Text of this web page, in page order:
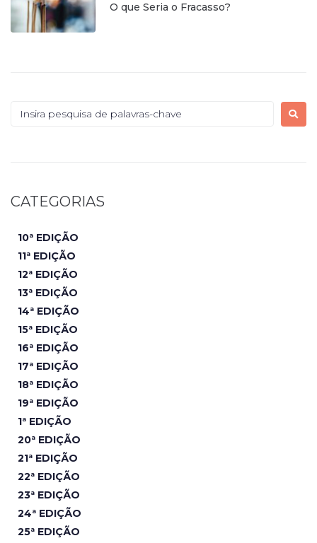
O que Seria o Fracasso?
CATEGORIAS
10ª EDIÇÃO
11ª EDIÇÃO
12ª EDIÇÃO
13ª EDIÇÃO
14ª EDIÇÃO
15ª EDIÇÃO
16ª EDIÇÃO
17ª EDIÇÃO
18ª EDIÇÃO
19ª EDIÇÃO
1ª EDIÇÃO
20ª EDIÇÃO
21ª EDIÇÃO
22ª EDIÇÃO
23ª EDIÇÃO
24ª EDIÇÃO
25ª EDIÇÃO